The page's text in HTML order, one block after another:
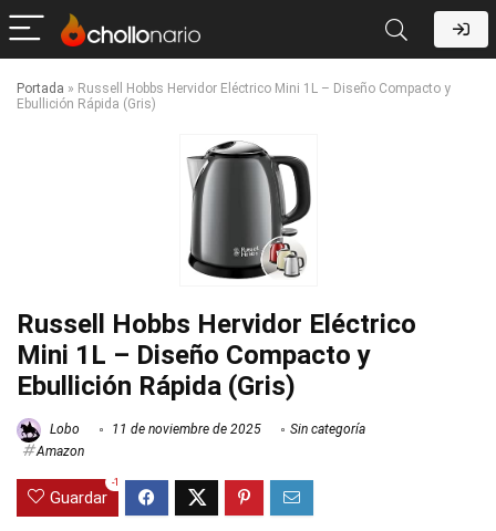
Portada » Russell Hobbs Hervidor Eléctrico Mini 1L – Diseño Compacto y
Ebullición Rápida (Gris)
Russell Hobbs Hervidor Eléctrico
Mini 1L – Diseño Compacto y
Ebullición Rápida (Gris)
Lobo 11 de noviembre de 2025
Sin categoría
Amazon
Guardar
-1